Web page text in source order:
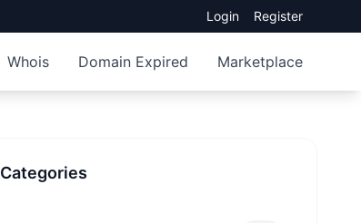
Login Register
Whois Domain Expired Marketplace
Categories